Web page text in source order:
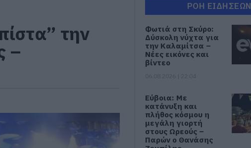
την
–
ΡΟΗ ΕΙΔΗΣΕΩΝ
Φωτιά στη Σκύρο:
Δύσκολη νύχτα για
την Καλαμίτσα –
Νέες εικόνες και
βίντεο
Εύβοια: Με
κατάνυξη και
πλήθος κόσμου η
μεγάλη γιορτή
στους Ωρεούς –
Παρών ο Θανάσης